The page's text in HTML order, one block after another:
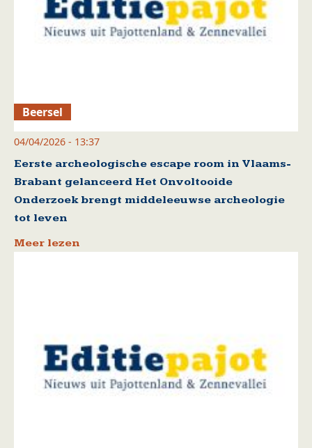
Beersel
04/04/2026 - 13:37
Eerste archeologische escape room in Vlaams-
Brabant gelanceerd Het Onvoltooide
Onderzoek brengt middeleeuwse archeologie
tot leven
Meer lezen